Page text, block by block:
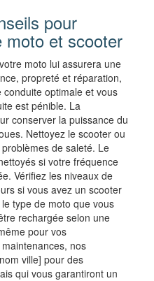
pour
moto et scooter
moto lui assurera une
propreté et réparation,
optimale et vous
est pénible. La
conserver la puissance du
Nettoyez le scooter ou
de saleté. Le
si votre fréquence
Vérifiez les niveaux de
si vous avez un scooter
type de moto que vous
rechargée selon une
pour vos
nos
ville] pour des
qui vous garantiront un